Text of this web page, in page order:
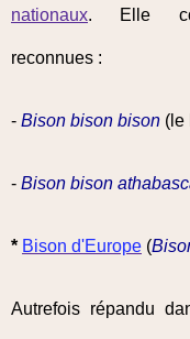
nationaux. Elle
reconnues :
- Bison bison bison (le
- Bison bison
* Bison d'Europe (
Autrefois répandu